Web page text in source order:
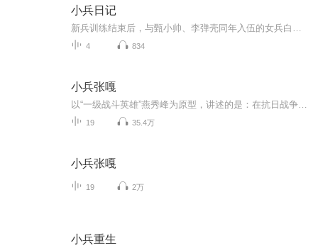
小兵日记
4 834
小兵张嘎
19 35.4万
小兵张嘎
19 2万
小兵重生